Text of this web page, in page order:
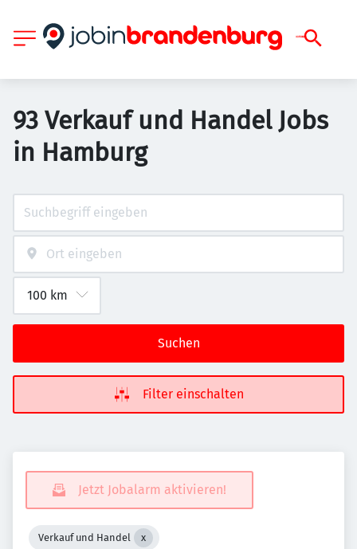
93 Verkauf und Handel Jobs
in Hamburg
Suchen
Filter einschalten
Jetzt Jobalarm aktivieren!
Verkauf und Handel